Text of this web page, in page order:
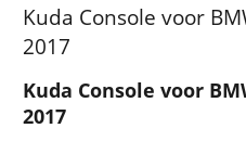
Kuda Console voor
2017
Kuda Console voor
2017